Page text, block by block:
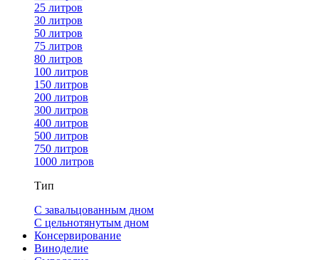
25 литров
30 литров
50 литров
75 литров
80 литров
100 литров
150 литров
200 литров
300 литров
400 литров
500 литров
750 литров
1000 литров
Тип
С завальцованным дном
С цельнотянутым дном
Консервирование
Виноделие